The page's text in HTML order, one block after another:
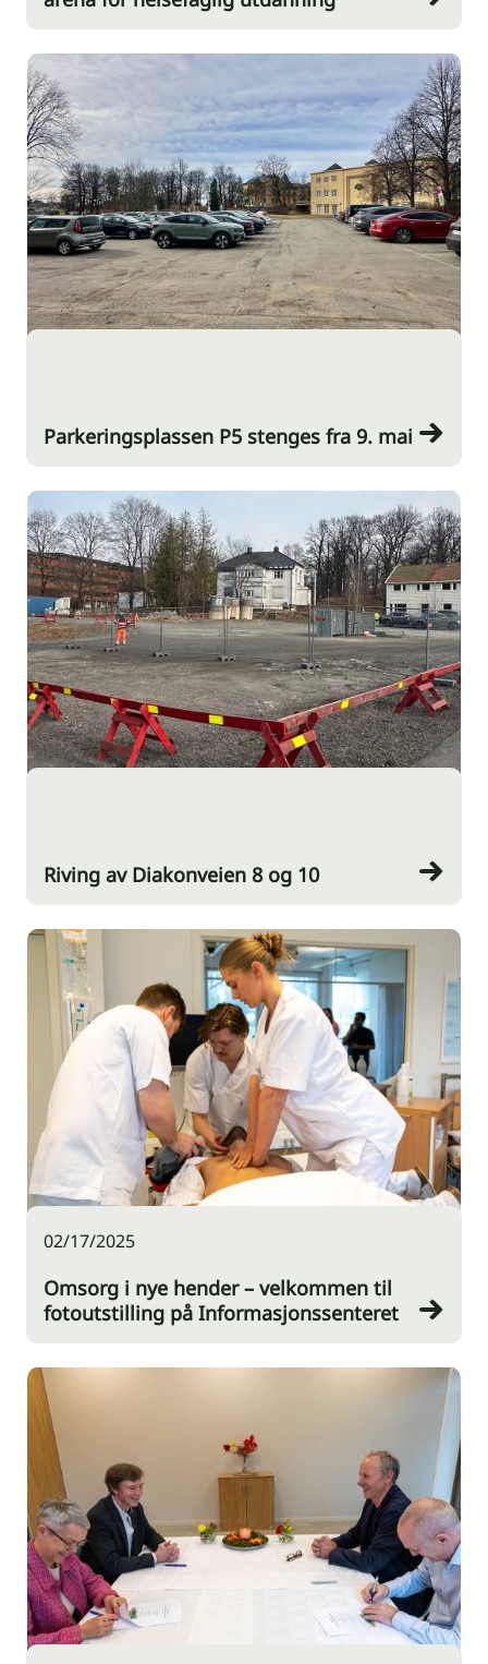
Parkeringsplassen P5 stenges fra 9. mai
Riving av Diakonveien 8 og 10
02/17/2025
Omsorg i nye hender – velkommen til
fotoutstilling på Informasjonssenteret